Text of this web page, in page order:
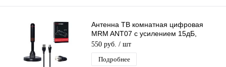
Антенна ТВ комнатная цифровая
MRM ANT07 с усилением 15дБ,
эфирная для DVB-T2 телевидения
550 руб. / шт
Подробнее